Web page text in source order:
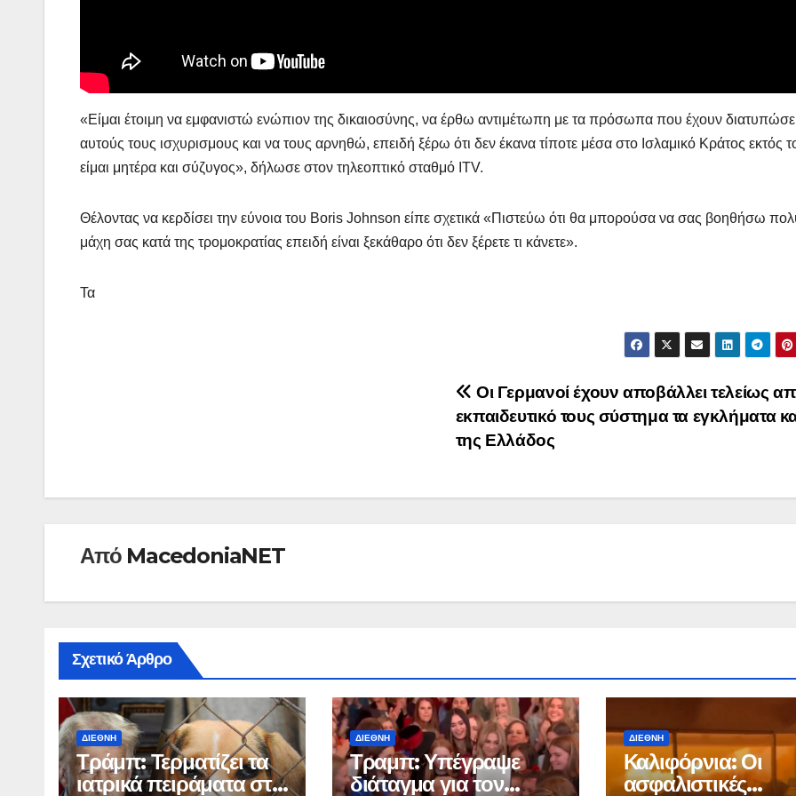
«Είμαι έτοιμη να εμφανιστώ ενώπιον της δικαιοσύνης, να έρθω αντιμέτωπη με τα πρόσωπα που έχουν
αυτούς τους ισχυρισμους και να τους αρνηθώ, επειδή ξέρω ότι δεν έκανα τίποτε μέσα στο Ισλαμικό Κράτος εκτός
είμαι μητέρα και σύζυγος», δήλωσε στον τηλεοπτικό σταθμό ITV.
Θέλοντας να κερδίσει την εύνοια του Boris Johnson είπε σχετικά «Πιστεύω ότι θα μπορούσα να σας βοηθήσω
μάχη σας κατά της τρομοκρατίας επειδή είναι ξεκάθαρο ότι δεν ξέρετε τι κάνετε».
Τα
Οι Γερμανοί έχουν αποβάλλει τελείως
εκπαιδευτικό τους σύστημα τα εγκλήματα
της Ελλάδος
Από MacedoniaNET
Σχετικό Άρθρο
ΔΙΕΘΝΉ
Τράμπ: Τερματίζει τα
ιατρικά πειράματα στα
ΔΙΕΘΝΉ
Τραμπ: Υπέγραψε
διάταγμα για τον
ΔΙΕΘΝΉ
Καλιφόρνια: Οι
ασφαλιστικές
Ποιοι είναι
Τι